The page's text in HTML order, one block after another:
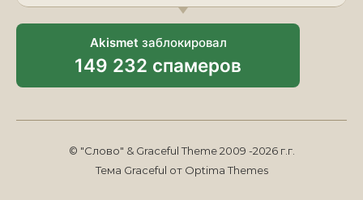
Akismet заблокировал
149 232 спамеров
© "Слово" & Graceful Theme 2009 -2026 г.г.
Тема Graceful от Optima Themes